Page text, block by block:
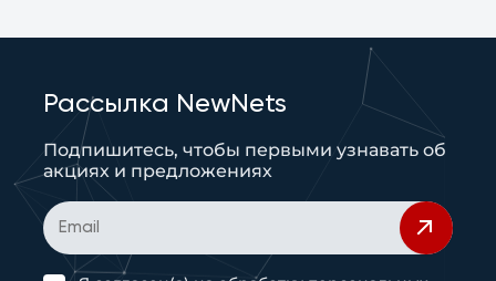
Рассылка NewNets
Подпишитесь, чтобы первыми узнавать об
акциях и предложениях